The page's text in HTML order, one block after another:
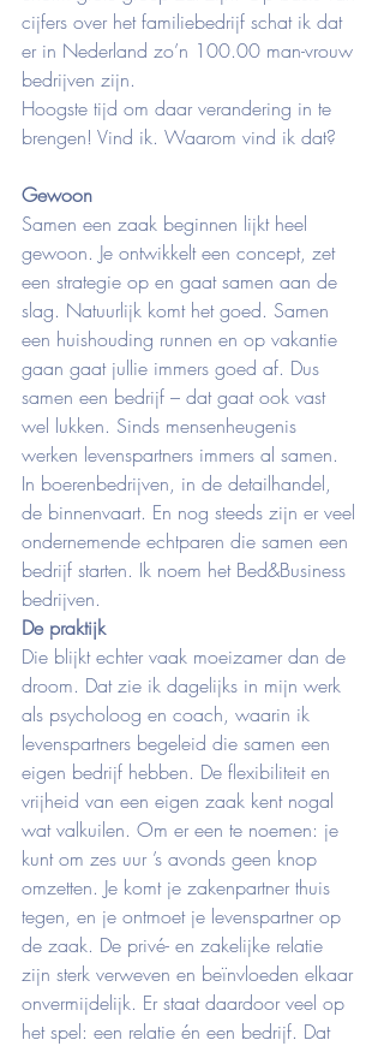
cijfers over het familiebedrijf schat ik dat
er in Nederland zo’n 100.00 man-vrouw
bedrijven zijn.
Hoogste tijd om daar verandering in te
brengen! Vind ik. Waarom vind ik dat?
Gewoon
Samen een zaak beginnen lijkt heel
gewoon. Je ontwikkelt een concept, zet
een strategie op en gaat samen aan de
slag. Natuurlijk komt het goed. Samen
een huishouding runnen en op vakantie
gaan gaat jullie immers goed af. Dus
samen een bedrijf – dat gaat ook vast
wel lukken. Sinds mensenheugenis
werken levenspartners immers al samen.
In boerenbedrijven, in de detailhandel,
de binnenvaart. En nog steeds zijn er veel
ondernemende echtparen die samen een
bedrijf starten. Ik noem het Bed&Business
bedrijven.
De praktijk
Die blijkt echter vaak moeizamer dan de
droom. Dat zie ik dagelijks in mijn werk
als psycholoog en coach, waarin ik
levenspartners begeleid die samen een
eigen bedrijf hebben. De flexibiliteit en
vrijheid van een eigen zaak kent nogal
wat valkuilen. Om er een te noemen: je
kunt om zes uur ’s avonds geen knop
omzetten. Je komt je zakenpartner thuis
tegen, en je ontmoet je levenspartner op
de zaak. De privé- en zakelijke relatie
zijn sterk verweven en beïnvloeden elkaar
onvermijdelijk. Er staat daardoor veel op
het spel: een relatie én een bedrijf. Dat